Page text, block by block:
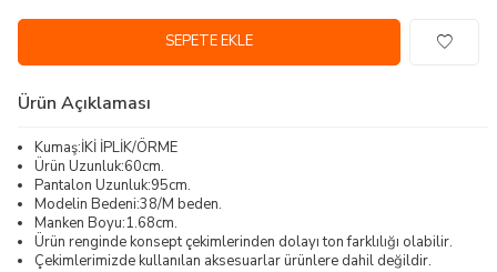
SEPETE EKLE
Ürün Açıklaması
Kumaş:İKİ İPLİK/ÖRME
Ürün Uzunluk:60cm.
Pantalon Uzunluk:95cm.
Modelin Bedeni:38/M beden.
Manken Boyu:1.68cm.
Ürün renginde konsept çekimlerinden dolayı ton farklılığı olabilir.
Çekimlerimizde kullanılan aksesuarlar ürünlere dahil değildir.